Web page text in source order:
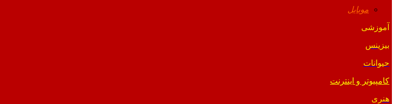
موبایل
آموزشی
بیزینس
حیوانات
کامپیوتر و اینترنت
هنری